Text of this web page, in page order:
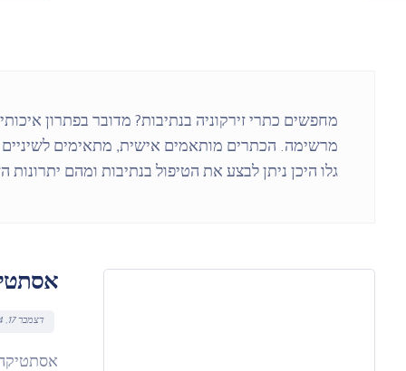
מחפשים כתרי זירקוניה בנתיבות? מדובר בפתרון
מרשימה. הכתרים מותאמים אישית, מתאימים לשיניים
גלו היכן ניתן לבצע את הטיפול בנתיבות ומהם יתרונות
דצמבר 17, 2024